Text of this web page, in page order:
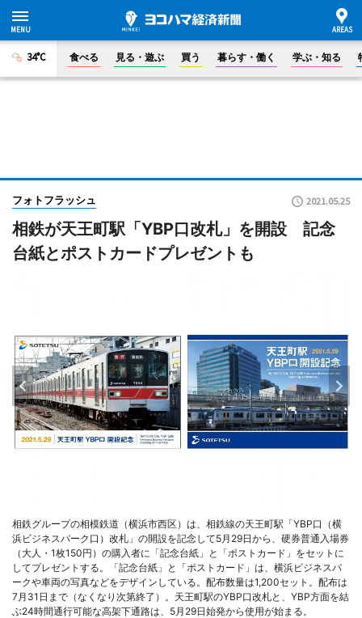
34°C 食べる 見る・遊ぶ 買う 暮らす・働く 学ぶ・知る
フォトフラッシュ 2021.05.25
相鉄が天王町駅「YBP口改札」を開設 記念
台紙とポストカードプレゼントも
相鉄グループの相模鉄道（横浜市西区）は、相鉄線の天王町駅「YBP口（横
浜ビジネスパーク口）改札」の開設を記念して5月29日から、硬券普通入場券
（大人・1枚150円）の購入者に「記念台紙」と「ポストカード」をセットに
してプレゼントする。「記念台紙」と「ポストカード」は、横浜ビジネスパ
ークや車両の写真などをデザインしている。配布数量は1,200セット。配布は
7月31日まで（なくなり次第終了）。天王町駅のYBP口改札と、YBP方面を結
ぶ24時間通行可能な高架下通路は、5月29日始発から使用が始まる。